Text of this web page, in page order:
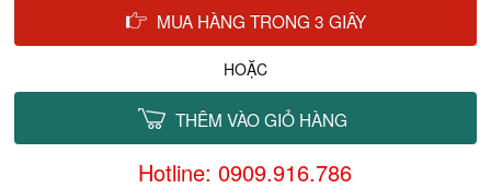
MUA HÀNG TRONG 3 GIÂY
HOẶC
THÊM VÀO GIỎ HÀNG
Hotline: 0909.916.786